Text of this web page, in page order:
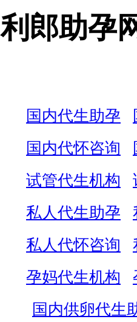
利郎助孕
国内代生助孕
国内代怀咨询
试管代生机构
私人代生助孕
私人代怀咨询
孕妈代生机构
国内供卵代生